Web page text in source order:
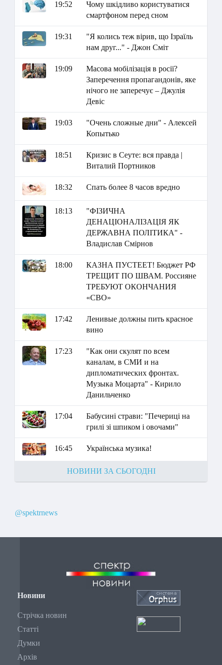
19:52
Чому шкідливо користуватися
смартфоном перед сном
19:31
"Я колись теж вірив, що Ізраїль
нам друг..." - Джон Сміт
19:09
Масова мобілізація в росії?
Заперечення пропагандонів, яке
нічого не заперечує – Джулія
Девіс
19:03
"Очень сложные дни" - Алексей
Копытько
18:51
Кризис в Сеуте: вся правда |
Виталий Портников
18:32 Спать более 8 часов вредно
18:13
"ФІЗИЧНА
ДЕНАЦІОНАЛІЗАЦІЯ ЯК
ДЕРЖАВНА ПОЛІТИКА" -
Владислав Смірнов
18:00
КАЗНА ПУСТЕЕТ! Бюджет РФ
ТРЕЩИТ ПО ШВАМ. Россияне
ТРЕБУЮТ ОКОНЧАНИЯ
«СВО»
17:42
Ленивые должны пить красное
вино
17:23
"Как они скулят по всем
каналам, в СМИ и на
дипломатических фронтах.
Музыка Моцарта" - Кирило
Данильченко
17:04
Бабусині страви: "Печериці на
грилі зі шпиком і овочами"
16:45 Українська музика!
НОВИНИ ЗА СЬОГОДНІ
@spektrnews
Новини
Стрічка новин
Статті
Думки
Архів